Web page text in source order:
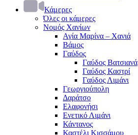
Κάμερες
Όλες οι κάμερες
Νομός Χανίων
Αγία Μαρίνα – Χανιά
Βάμος
Γαύδος
Γαύδος Βατσιανά
Γαύδος Καστρί
Γαύδος Λιμάνι
Γεωργιούπολη
Δαράτσο
Ελαφονήσι
Ενετικό Λιμάνι
Κάντανος
Καστέλι Κισσάμου